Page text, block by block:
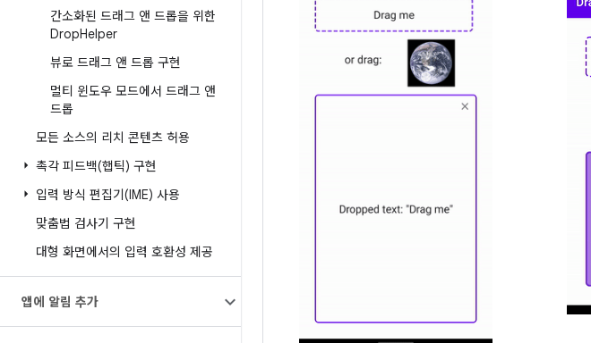
간소화된 드래그 앤 드롭을 위한
DropHelper
뷰로 드래그 앤 드롭 구현
멀티 윈도우 모드에서 드래그 앤
드롭
모든 소스의 리치 콘텐츠 허용
촉각 피드백(햅틱) 구현
입력 방식 편집기(IME) 사용
맞춤법 검사기 구현
대형 화면에서의 입력 호환성 제공
앱에 알림 추가